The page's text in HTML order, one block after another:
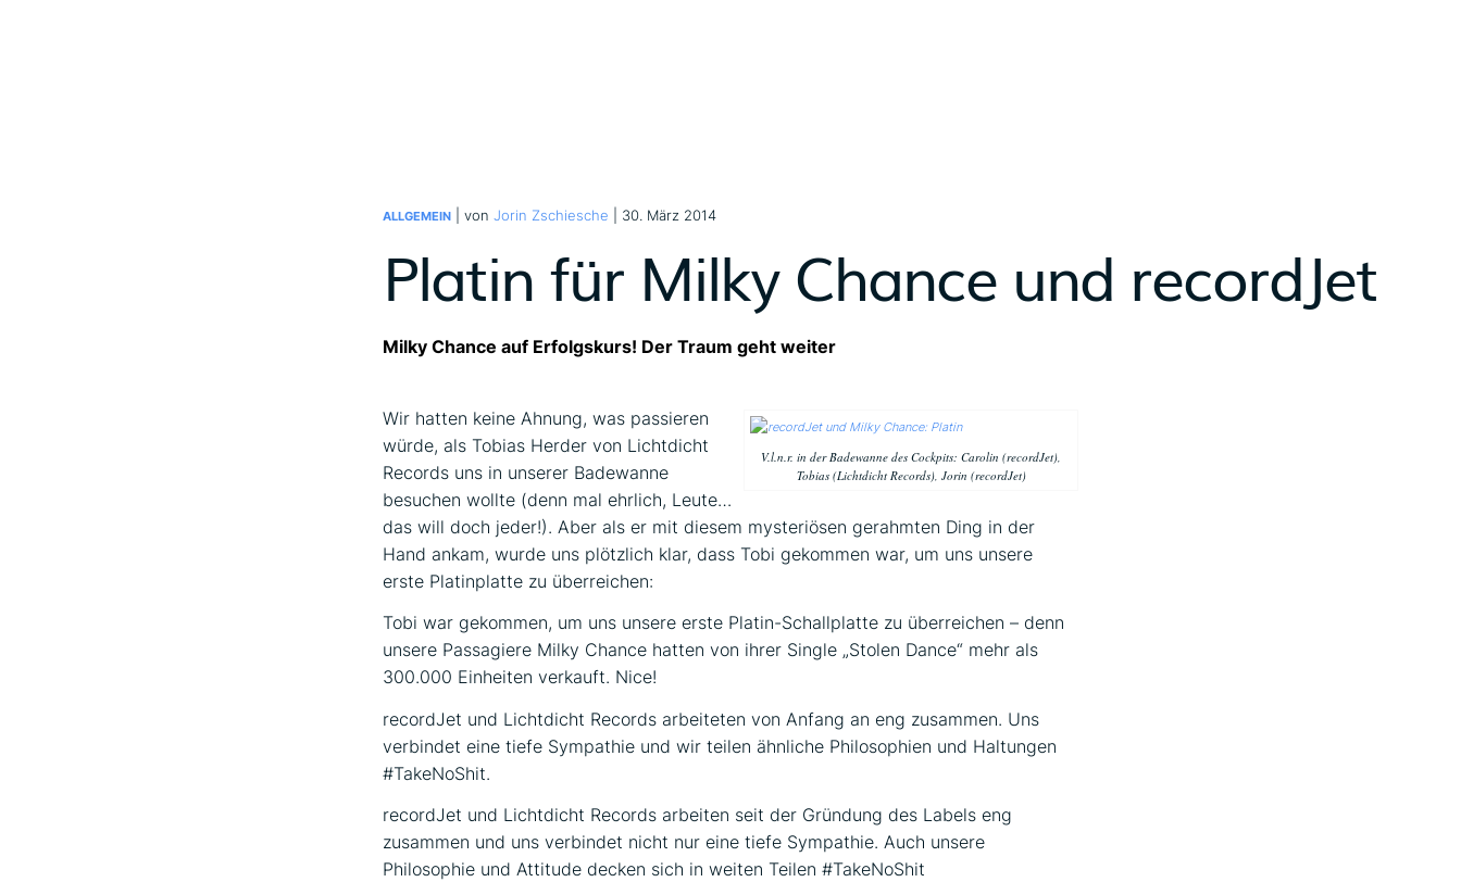
ALLGEMEIN | von Jorin Zschiesche | 30. März 2014
Platin für Milky Chance und recordJet
Milky Chance auf Erfolgskurs! Der Traum geht weiter
V.l.n.r. in der Badewanne des Cockpits: Carolin (recordJet),
Tobias (Lichtdicht Records), Jorin (recordJet)
Wir hatten keine Ahnung, was passieren
würde, als Tobias Herder von Lichtdicht
Records uns in unserer Badewanne
besuchen wollte (denn mal ehrlich, Leute…
das will doch jeder!). Aber als er mit diesem mysteriösen gerahmten Ding in der
Hand ankam, wurde uns plötzlich klar, dass Tobi gekommen war, um uns unsere
erste Platinplatte zu überreichen:
Tobi war gekommen, um uns unsere erste Platin-Schallplatte zu überreichen – denn
unsere Passagiere Milky Chance hatten von ihrer Single „Stolen Dance“ mehr als
300.000 Einheiten verkauft. Nice!
recordJet und Lichtdicht Records arbeiteten von Anfang an eng zusammen. Uns
verbindet eine tiefe Sympathie und wir teilen ähnliche Philosophien und Haltungen
#TakeNoShit.
recordJet und Lichtdicht Records arbeiten seit der Gründung des Labels eng
zusammen und uns verbindet nicht nur eine tiefe Sympathie. Auch unsere
Philosophie und Attitude decken sich in weiten Teilen #TakeNoShit